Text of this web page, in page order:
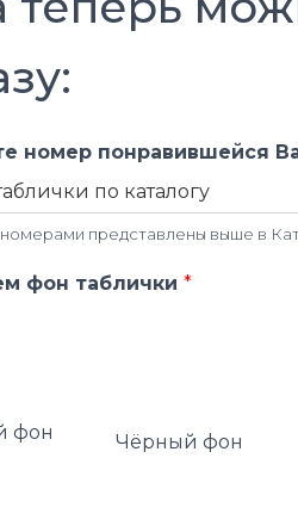
номер понравившейся
представлены выше в
фон таблички *
фон Чёрный фон